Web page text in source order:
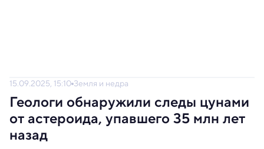
15.09.2025, 15:10 Земля и недра
Геологи обнаружили следы цунами
от астероида, упавшего 35 млн лет
назад